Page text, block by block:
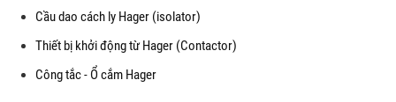
Cầu dao cách ly Hager (isolator)
Thiết bị khởi động từ Hager (Contactor)
Công tắc - Ổ cắm Hager